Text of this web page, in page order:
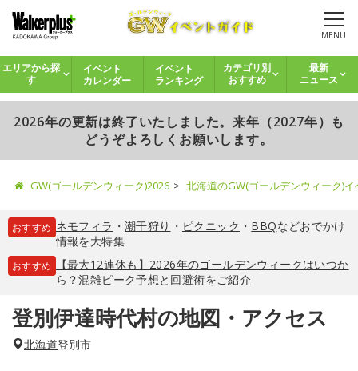
MENU
エリアから探
す
イベント
カレンダー
イベント
ランキング
カテゴリ別
おすすめ
最新
ニュース
2026年の更新は終了いたしました。来年（2027年）も
どうぞよろしくお願いします。
GW(ゴールデンウィーク)2026 北海道のGW(ゴールデンウィーク)
おすすめ ネモフィラ ・ 潮干狩り ・ ピクニック ・ BBQなどおでかけ
情報を大特集
おすすめ
【最大12連休も】2026年のゴールデンウィークはいつか
ら？混雑ピーク予想と回避術をご紹介
登別伊達時代村の地図・アクセス
北海道登別市